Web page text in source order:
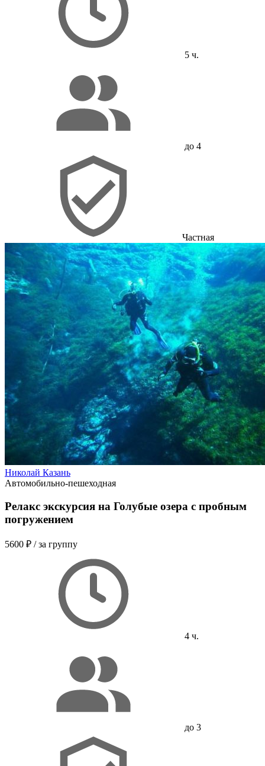
5 ч.
до 4
Частная
Николай Казань
Автомобильно-пешеходная
Релакс экскурсия на Голубые озера с пробным
погружением
5600 ₽ / за группу
4 ч.
до 3